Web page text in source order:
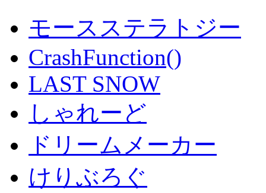
モースステラトジー
CrashFunction()
LAST SNOW
しゃれーど
ドリームメーカー
けりぶろぐ